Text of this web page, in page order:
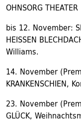
OHNSORG THEATER
bis 12. November:
HEISSEN
Williams.
14. November
KRANKENSCHIEN,
23. November
GLÜCK,